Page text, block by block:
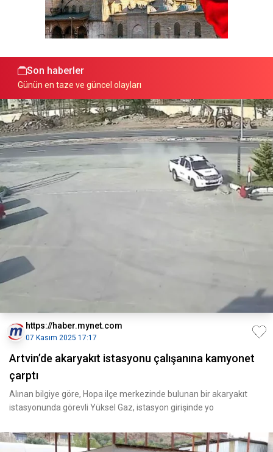
Son haberler
Günün en taze ve güncel olayları
https://haber.mynet.com
07 Kasım 2025 17:17
Artvin’de akaryakıt istasyonu çalışanına kamyonet
çarptı
Alınan bilgiye göre, Hopa ilçe merkezinde bulunan bir akaryakıt
istasyonunda görevli Yüksel Gaz, istasyon girişinde yo